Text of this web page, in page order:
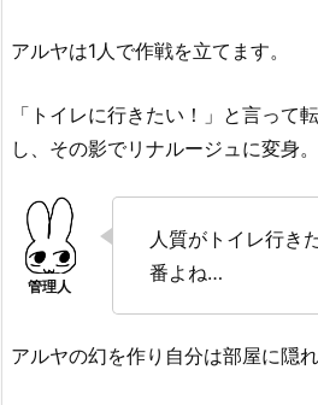
アルヤは1人で作戦を立てます。
「トイレに行きたい！」と言って
し、その影でリナルージュに変身。
人質がトイレ行き
番よね…
アルヤの幻を作り自分は部屋に隠れ